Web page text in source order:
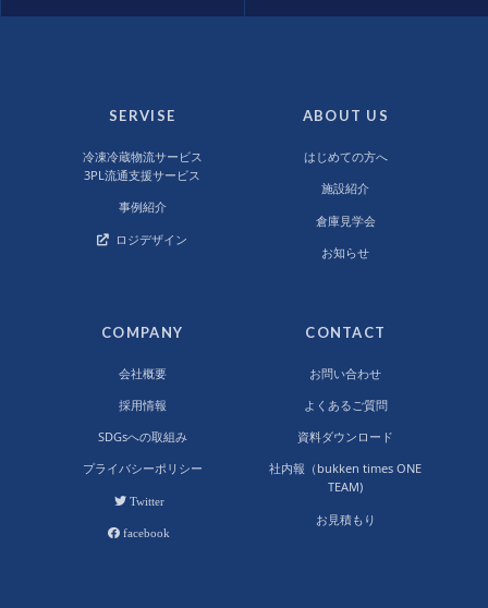
SERVISE
冷凍冷蔵物流サービス
3PL流通支援サービス
事例紹介
ロジデザイン
ABOUT US
はじめての方へ
施設紹介
倉庫見学会
お知らせ
COMPANY
会社概要
採用情報
SDGsへの取組み
プライバシーポリシー
Twitter
facebook
CONTACT
お問い合わせ
よくあるご質問
資料ダウンロード
社内報（bukken times ONE
TEAM)
お見積もり